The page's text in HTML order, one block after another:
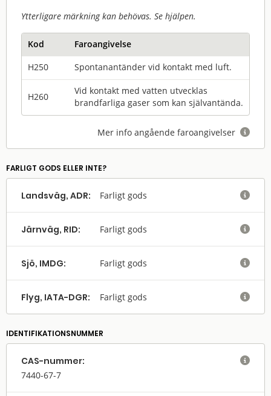
Ytterligare märkning kan behövas. Se hjälpen.
Kod
Faroangivelse
H250
Spontanantänder vid kontakt med luft.
H260
Vid kontakt med vatten utvecklas
brandfarliga gaser som kan självantända.
Mer info angående faroangivelser 
FARLIGT GODS ELLER INTE?
Landsväg, ADR: Farligt gods 
Järnväg, RID: Farligt gods 
Sjö, IMDG: Farligt gods 
Flyg, IATA-DGR: Farligt gods 
IDENTIFIKATIONSNUMMER
CAS-nummer:
7440-67-7
